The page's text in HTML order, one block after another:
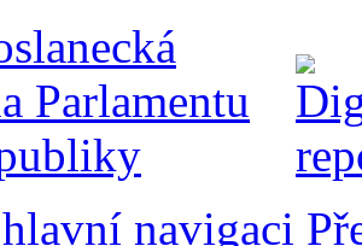
navigaci